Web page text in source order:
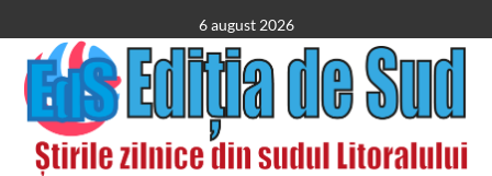
to
content
6 august 2026